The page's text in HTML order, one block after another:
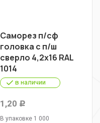
Саморез п/сф
головка с п/ш
сверло 4,2х16 RAL
1014
в наличии
1,20 Р
В упаковке 1 000